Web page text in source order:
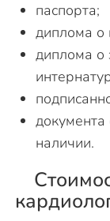
паспорта;
диплома о
диплома о
наличии.